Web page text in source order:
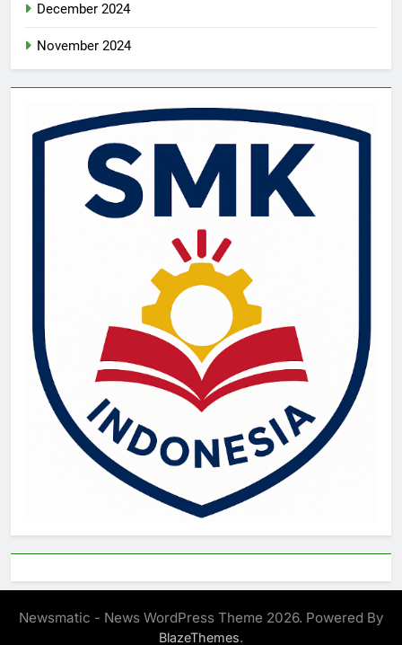
December 2024
November 2024
Newsmatic - News WordPress Theme 2026. Powered By
BlazeThemes.